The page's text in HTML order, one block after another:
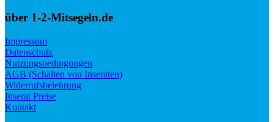
über 1-2-Mitsegeln.de
Impressum
Datenschutz
Nutzungsbedingungen
AGB (Schalten von Inseraten)
Widerrufsbelehrung
Inserat Preise
Kontakt